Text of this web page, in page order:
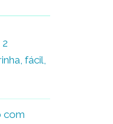
fácil,
com